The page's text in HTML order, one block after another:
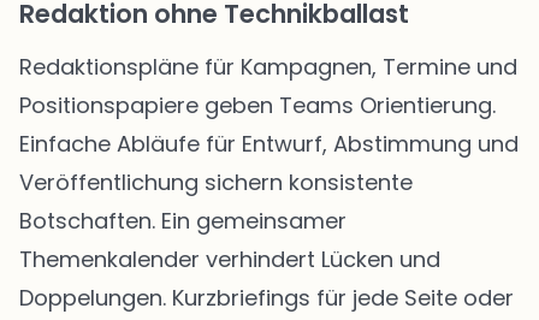
Redaktion ohne Technikballast
Redaktionspläne für Kampagnen, Termine und
Positionspapiere geben Teams Orientierung.
Einfache Abläufe für Entwurf, Abstimmung und
Veröffentlichung sichern konsistente
Botschaften. Ein gemeinsamer
Themenkalender verhindert Lücken und
Doppelungen. Kurzbriefings für jede Seite oder